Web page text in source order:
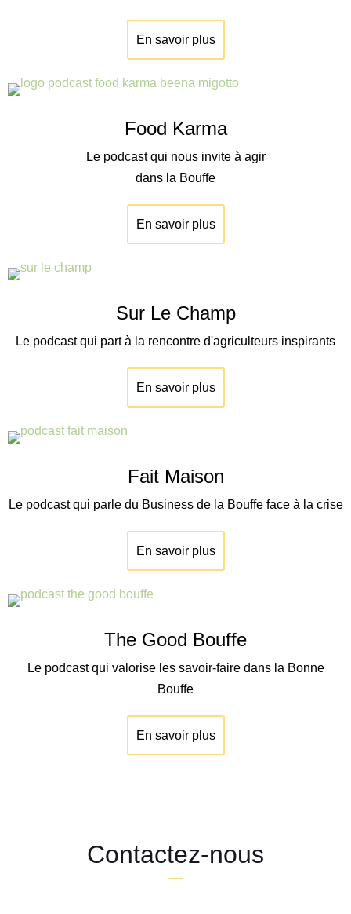
En savoir plus
Food Karma
Le podcast qui nous invite à agir
dans la Bouffe
En savoir plus
Sur Le Champ
Le podcast qui part à la rencontre d'agriculteurs inspirants
En savoir plus
Fait Maison
Le podcast qui parle du Business de la Bouffe face à la crise
En savoir plus
The Good Bouffe
Le podcast qui valorise les savoir-faire dans la Bonne
Bouffe
En savoir plus
Contactez-nous